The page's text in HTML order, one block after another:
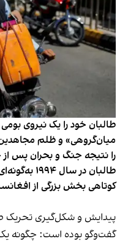
طالبان خود را یک نیروی
میان‌گروهی» و ظلم
را نتیجه جنگ و بحران پس
طالبان در
کوتاهی بخش بزرگی از
پیدایش و شکل‌گیری تحریک
گفت‌وگو بوده است: چگونه